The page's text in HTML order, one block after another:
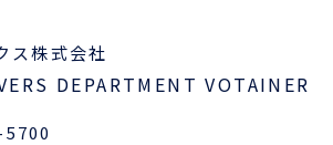
ス株式会社
DEPARTMENT VOTAINER